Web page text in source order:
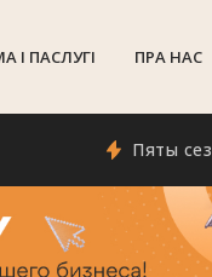
I ПАСЛУГI ПРА НАС
Пяты сезон